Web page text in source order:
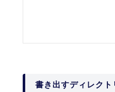
書き出すディレク